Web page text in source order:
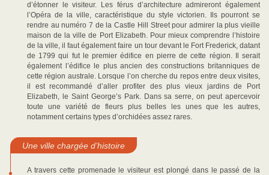
d’étonner le visiteur. Les férus d’architecture admireront également
l’Opéra de la ville, caractéristique du style victorien. Ils pourront se
rendre au numéro 7 de la Castle Hill Street pour admirer la plus vieille
maison de la ville de Port Elizabeth. Pour mieux comprendre l’histoire
de la ville, il faut également faire un tour devant le Fort Frederick, datant
de 1799 qui fut le premier édifice en pierre de cette région. Il serait
également l’édifice le plus ancien des constructions britanniques de
cette région australe. Lorsque l’on cherche du repos entre deux visites,
il est recommandé d’aller profiter des plus vieux jardins de Port
Elizabeth, le Saint George’s Park. Dans sa serre, on peut apercevoir
toute une variété de fleurs plus belles les unes que les autres,
notamment certains types d’orchidées assez rares.
Une ville chargée d’histoire
A travers cette promenade le visiteur est plongé dans le passé de la